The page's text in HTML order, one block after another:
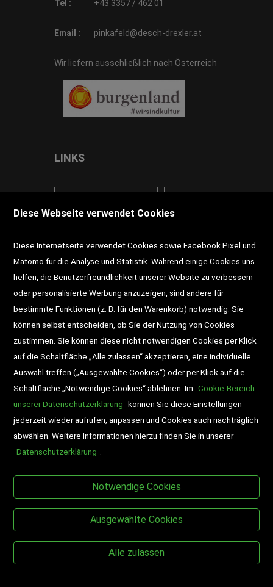
Tel : +43 3357 / 462 01
Email : pinkafeld@desch-drexler.at
Wir liefern ausschließlich nach Österreich
LINKS
Newsletter Schultaschen
Veranstaltungen
BESUCHEN SIE UNS
Diese Webseite verwendet Cookies
Diese Internetseite verwendet Cookies sowie Facebook Pixel und
Matomo für die Analyse und Statistik. Während einige Cookies uns
helfen, die Benutzerfreundlichkeit unserer Website zu verbessern
oder personalisierte Werbung anzuzeigen, sind andere für
bestimmte Funktionen (z. B. für den Warenkorb) notwendig. Sie
können selbst entscheiden, ob Sie der Nutzung von Cookies
zustimmen. Sie können diese nicht notwendigen Cookies per Klick
auf die Schaltfläche „Alle zulassen“ akzeptieren, eine individuelle
Auswahl treffen („Ausgewählte Cookies“) oder per Klick auf die
Schaltfläche „Notwendige Cookies“ ablehnen. Im Cookie-Bereich
unserer Datenschutzerklärung können Sie diese Einstellungen
jederzeit wieder aufrufen, anpassen und Cookies auch nachträglich
abwählen. Weitere Informationen hierzu finden Sie in unserer
Datenschutzerklärung
Notwendige Cookies
Ausgewählte Cookies
Alle zulassen